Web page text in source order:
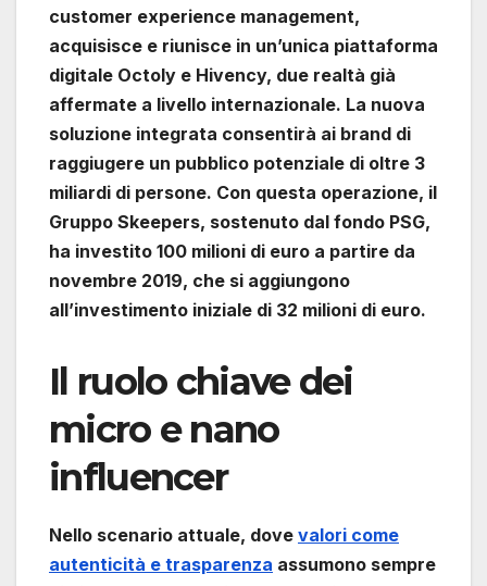
customer experience management,
acquisisce e riunisce in un’unica piattaforma
digitale Octoly e Hivency, due realtà già
affermate a livello internazionale. La nuova
soluzione integrata consentirà ai brand di
raggiugere un pubblico potenziale di oltre 3
miliardi di persone. Con questa operazione, il
Gruppo Skeepers, sostenuto dal fondo PSG,
ha investito 100 milioni di euro a partire da
novembre 2019, che si aggiungono
all’investimento iniziale di 32 milioni di euro.
Il ruolo chiave dei
micro e nano
influencer
Nello scenario attuale, dove valori come
autenticità e trasparenza assumono sempre